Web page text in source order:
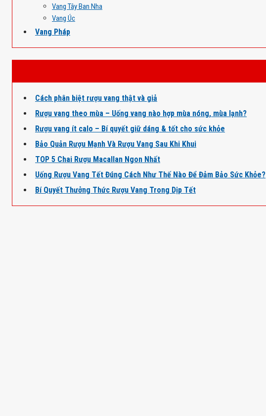
Vang Tây Ban Nha
Vang Úc
Vang Pháp
Cách phân biệt rượu vang thật và giả
Rượu vang theo mùa – Uống vang nào hợp mùa nóng, mùa lạnh?
Rượu vang ít calo – Bí quyết giữ dáng & tốt cho sức khỏe
Bảo Quản Rượu Mạnh Và Rượu Vang Sau Khi Khui
TOP 5 Chai Rượu Macallan Ngon Nhất
Uống Rượu Vang Tết Đúng Cách Như Thế Nào Để Đảm Bảo Sức Khỏe?
Bí Quyết Thưởng Thức Rượu Vang Trong Dịp Tết